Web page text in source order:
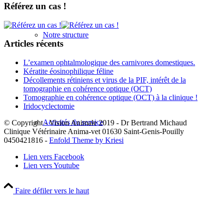
Notre structure
Activités du service
Référez un cas !
Articles récents
L’examen ophtalmologique des carnivores domestiques.
Kératite éosinophilique féline
Décollements rétiniens et virus de la PIF, intérêt de la
tomographie en cohérence optique (OCT)
Tomographie en cohérence optique (OCT) à la clinique !
Iridocyclectomie
© Copyright - Vision Animale 2019 - Dr Bertrand Michaud
Clinique Vétérinaire Anima-vet 01630 Saint-Genis-Pouilly
0450421816 - Enfold Theme by Kriesi
Lien vers Facebook
Lien vers Youtube
Faire défiler vers le haut